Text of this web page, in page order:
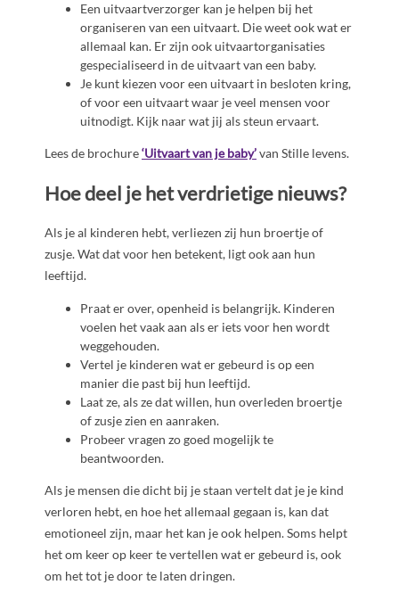
Een uitvaartverzorger kan je helpen bij het
organiseren van een uitvaart. Die weet ook wat er
allemaal kan. Er zijn ook uitvaartorganisaties
gespecialiseerd in de uitvaart van een baby.
Je kunt kiezen voor een uitvaart in besloten kring,
of voor een uitvaart waar je veel mensen voor
uitnodigt. Kijk naar wat jij als steun ervaart.
Lees de brochure‘Uitvaart van je baby’van Stille levens.
Hoe deel je het verdrietige nieuws?
Als je al kinderen hebt, verliezen zij hun broertje of
zusje. Wat dat voor hen betekent, ligt ook aan hun
leeftijd.
Praat er over, openheid is belangrijk. Kinderen
voelen het vaak aan als er iets voor hen wordt
weggehouden.
Vertel je kinderen wat er gebeurd is op een
manier die past bij hun leeftijd.
Laat ze, als ze dat willen, hun overleden broertje
of zusje zien en aanraken.
Probeer vragen zo goed mogelijk te
beantwoorden.
Als je mensen die dicht bij je staan vertelt dat je je kind
verloren hebt, en hoe het allemaal gegaan is, kan dat
emotioneel zijn, maar het kan je ook helpen. Soms helpt
het om keer op keer te vertellen wat er gebeurd is, ook
om het tot je door te laten dringen.